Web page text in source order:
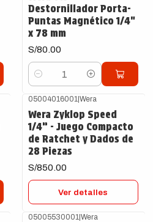
Destornillador Porta-
Puntas Magnético 1/4"
x 78 mm
S/80.00
Cantidad
05004016001 |Wera
Wera Zyklop Speed
1/4” - Juego Compacto
de Ratchet y Dados de
28 Piezas
S/850.00
Ver detalles
05005530001 |Wera